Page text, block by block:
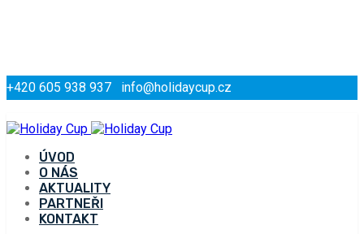
+420 605 938 937 info@holidaycup.cz
ÚVOD
O NÁS
AKTUALITY
PARTNEŘI
KONTAKT